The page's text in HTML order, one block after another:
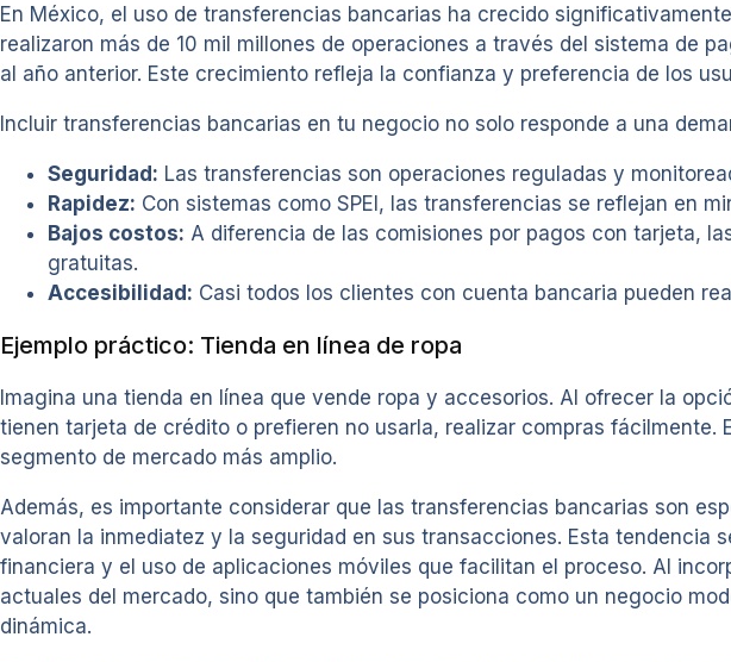
En México, el uso de transferencias bancarias ha crecido
realizaron más de 10 mil millones de operaciones a través del sistema de
al año anterior. Este crecimiento refleja la confianza y preferencia de los
Incluir transferencias bancarias en tu negocio no solo responde a una
Seguridad: Las transferencias son operaciones reguladas y
Rapidez: Con sistemas como SPEI, las transferencias se reflejan en
Bajos costos: A diferencia de las comisiones por pagos con tarjeta,
gratuitas.
Accesibilidad: Casi todos los clientes con cuenta bancaria pueden
Ejemplo práctico: Tienda en línea de ropa
Imagina una tienda en línea que vende ropa y accesorios. Al ofrecer la
tienen tarjeta de crédito o prefieren no usarla, realizar compras
segmento de mercado más amplio.
Además, es importante considerar que las transferencias bancarias son
valoran la inmediatez y la seguridad en sus transacciones. Esta
financiera y el uso de aplicaciones móviles que facilitan el proceso. Al
actuales del mercado, sino que también se posiciona como un negocio
dinámica.